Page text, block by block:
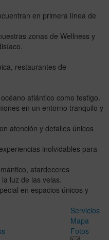
en primera línea de
zonas de Wellness y
restaurantes de
atlántico como testigo.
en un entorno tranquilo y
atención y detalles únicos
inolvidables para
atardeceres
luz de las velas.
en espacios únicos y
Servicios
Mapa
Fotos